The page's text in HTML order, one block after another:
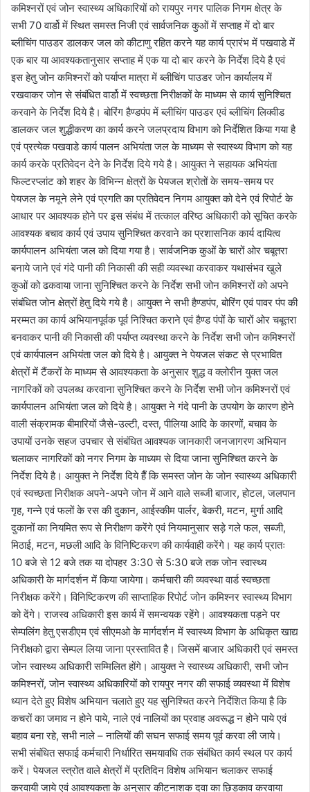
कमिश्नरों एवं जोन स्वास्थ्य अधिकारियों को रायपुर नगर पालिक निगम क्षेत्र के
सभी 70 वार्डो में स्थित समस्त निजी एवं सार्वजनिक कुओं में सप्ताह में दो बार
ब्लीचिंग पाउडर डालकर जल को कीटाणु रहित करने यह कार्य प्रारंभ में पखवाडे में
एक बार या आवश्यकतानुसार सप्ताह में एक या दो बार करने के निर्देश दिये है एवं
इस हेतु जोन कमिश्नरों को पर्याप्त मात्रा में ब्लीचिंग पाउडर जोन कार्यालय में
रखवाकर जोन से संबंधित वार्डो में स्वच्छता निरीक्षकों के माध्यम से कार्य सुनिश्चित
करवाने के निर्देश दिये है। बोरिंग हैण्डपंप में ब्लीचिंग पाउडर एवं ब्लीचिंग लिक्वीड
डालकर जल शुद्धीकरण का कार्य करने जलप्रदाय विभाग को निर्देशित किया गया है
एवं प्रत्येक पखवाडे कार्य पालन अभियंता जल के माध्यम से स्वास्थ्य विभाग को यह
कार्य करके प्रतिवेदन देने के निर्देश दिये गये है। आयुक्त ने सहायक अभियंता
फिल्टरप्लांट को शहर के विभिन्न क्षेत्रों के पेयजल श्रोतों के समय-समय पर
पेयजल के नमूने लेने एवं प्रगति का प्रतिवेदन निगम आयुक्त को देने एवं रिपोर्ट के
आधार पर आवश्यक होने पर इस संबंध में तत्काल वरिष्ठ अधिकारी को सूचित करके
आवश्यक बचाव कार्य एवं उपाय सुनिश्चित करवाने का प्रशासनिक कार्य दायित्व
कार्यपालन अभियंता जल को दिया गया है। सार्वजनिक कुओं के चारों ओर चबूतरा
बनाये जाने एवं गंदे पानी की निकासी की सही व्यवस्था करवाकर यथासंभव खुले
कुओं को ढकवाया जाना सुनिश्चित करने के निर्देश सभी जोन कमिश्नरों को अपने
संबंधित जोन क्षेत्रों हेतु दिये गये है। आयुक्त ने सभी हैण्डपंप, बोरिंग एवं पावर पंप की
मरम्मत का कार्य अभियानपूर्वक पूर्व निश्चित कराने एवं हैण्ड पंपों के चारों ओर चबूतरा
बनवाकर पानी की निकासी की पर्याप्त व्यवस्था करने के निर्देश सभी जोन कमिश्नरों
एवं कार्यपालन अभियंता जल को दिये है। आयुक्त ने पेयजल संकट से प्रभावित
क्षेत्रों में टैंकरों के माध्यम से आवश्यकता के अनुसार शुद्ध व क्लोरीन युक्त जल
नागरिकों को उपलब्ध करवाना सुनिश्चित करने के निर्देश सभी जोन कमिश्नरों एवं
कार्यपालन अभियंता जल को दिये है। आयुक्त ने गंदे पानी के उपयोग के कारण होने
वाली संक्रामक बीमारियों जैसे-उल्टी, दस्त, पीलिया आदि के कारणों, बचाव के
उपायों उनके सहज उपचार से संबंधित आवश्यक जानकारी जनजागरण अभियान
चलाकर नागरिकों को नगर निगम के माध्यम से दिया जाना सुनिश्चित करने के
निर्देश दिये है। आयुक्त ने निर्देश दिये हैँ कि समस्त जोन के जोन स्वास्थ्य अधिकारी
एवं स्वच्छता निरीक्षक अपने-अपने जोन में आने वाले सब्जी बाजार, होटल, जलपान
गृह, गन्ने एवं फलों के रस की दुकान, आईस्कीम पार्लर, बेकरी, मटन, मुर्गा आदि
दुकानों का नियमित रूप से निरीक्षण करेंगे एवं नियमानुसार सड़े गले फल, सब्जी,
मिठाई, मटन, मछली आदि के विनिष्टिकरण की कार्यवाही करेंगे। यह कार्य प्रातः
10 बजे से 12 बजे तक या दोपहर 3:30 से 5:30 बजे तक जोन स्वास्थ्य
अधिकारी के मार्गदर्शन में किया जायेगा। कर्मचारी की व्यवस्था वार्ड स्वच्छता
निरीक्षक करेंगे। विनिष्टिकरण की साप्ताहिक रिपोर्ट जोन कमिश्नर स्वास्थ्य विभाग
को देंगे। राजस्व अधिकारी इस कार्य में समन्वयक रहेंगे। आवश्यकता पड़ने पर
सेम्पलिंग हेतु एसडीएम एवं सीएमओ के मार्गदर्शन में स्वास्थ्य विभाग के अधिकृत खाद्य
निरीक्षको द्वारा सेम्पल लिया जाना प्रस्तावित है। जिसमें बाजार अधिकारी एवं समस्त
जोन स्वास्थ्य अधिकारी सम्मिलित होंगे। आयुक्त ने स्वास्थ्य अधिकारी, सभी जोन
कमिश्नरों, जोन स्वास्थ्य अधिकारियों को रायपुर नगर की सफाई व्यवस्था में विशेष
ध्यान देते हुए विशेष अभियान चलाते हुए यह सुनिश्चित करने निर्देशित किया है कि
कचरों का जमाव न होने पाये, नाले एवं नालियों का प्रवाह अवरूद्ध न होने पाये एवं
बहाव बना रहे, सभी नाले – नालियों की सघन सफाई समय पूर्व करवा ली जाये।
सभी संबंधित सफाई कर्मचारी निर्धारित समयावधि तक संबंधित कार्य स्थल पर कार्य
करें। पेयजल स्त्रोत वाले क्षेत्रों में प्रतिदिन विशेष अभियान चलाकर सफाई
करवायी जाये एवं आवश्यकता के अनुसार कीटनाशक दवा का छिड़काव करवाया